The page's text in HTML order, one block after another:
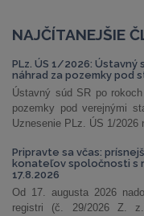
NAJČÍTANEJŠIE
PLz. ÚS 1/2026:
náhrad za pozemky pod
Ústavný súd SR po
pozemky pod verejnými
Uznesenie PLz. ÚS 1/2026
Pripravte sa včas:
konateľov spoločnosti s
17.8.2026
Od 17. augusta 2026
registri (č. 29/2026 Z.